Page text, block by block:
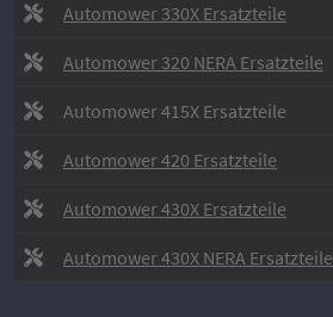
Automower 330X Ersatzteile
Automower 320 NERA Ersatzteile
Automower 415X Ersatzteile
Automower 420 Ersatzteile
Automower 430X Ersatzteile
Automower 430X NERA Ersatzteile